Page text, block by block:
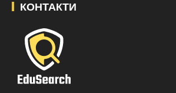
КОНТАКТИ